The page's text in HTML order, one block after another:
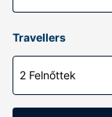
Travellers
2 Felnőttek